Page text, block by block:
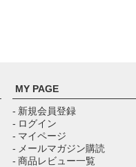
MY PAGE
- 新規会員登録
- ログイン
- マイページ
- メールマガジン購読
- 商品レビュー一覧